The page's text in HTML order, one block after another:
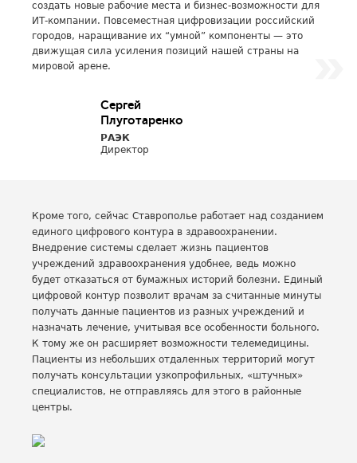
создать новые рабочие места и бизнес-возможности для
ИТ-компании. Повсеместная цифровизации российский
городов, наращивание их “умной” компоненты — это
движущая сила усиления позиций нашей страны на
мировой арене.
Сергей
Плуготаренко
РАЭК
Директор
Кроме того, сейчас Ставрополье работает над созданием
единого цифрового контура в здравоохранении.
Внедрение системы сделает жизнь пациентов
учреждений здравоохранения удобнее, ведь можно
будет отказаться от бумажных историй болезни. Единый
цифровой контур позволит врачам за считанные минуты
получать данные пациентов из разных учреждений и
назначать лечение, учитывая все особенности больного.
К тому же он расширяет возможности телемедицины.
Пациенты из небольших отдаленных территорий могут
получать консультации узкопрофильных, «штучных»
специалистов, не отправляясь для этого в районные
центры.